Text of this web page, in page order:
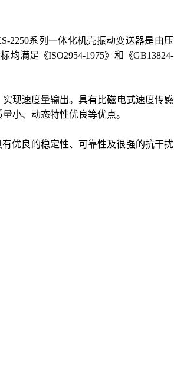
2250系列一体化机壳振动变送器是由压
满足《ISO2954-1975》和《GB13824-
现速度量输出。具有比磁电式速度传感
小、动态特性优良等优点。
优良的稳定性、可靠性及很强的抗干扰